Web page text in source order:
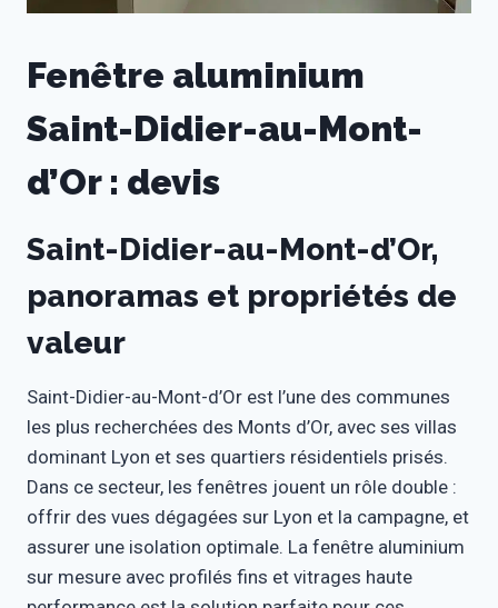
Fenêtre aluminium
Saint-Didier-au-Mont-
d’Or : devis
Saint-Didier-au-Mont-d’Or,
panoramas et propriétés de
valeur
Saint-Didier-au-Mont-d’Or est l’une des communes
les plus recherchées des Monts d’Or, avec ses villas
dominant Lyon et ses quartiers résidentiels prisés.
Dans ce secteur, les fenêtres jouent un rôle double :
offrir des vues dégagées sur Lyon et la campagne, et
assurer une isolation optimale. La fenêtre aluminium
sur mesure avec profilés fins et vitrages haute